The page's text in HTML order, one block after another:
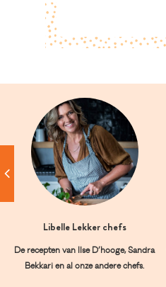
Libelle Lekker chefs
De recepten van Ilse D’hooge, Sandra
Bekkari en al onze andere chefs.